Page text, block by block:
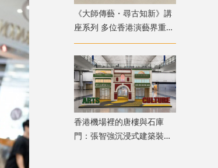
《大師傳藝・尋古知新》講
座系列 多位香港演藝界重量
級嘉賓登場
香港機場裡的唐樓與石庫
門：張智強沉浸式建築裝置